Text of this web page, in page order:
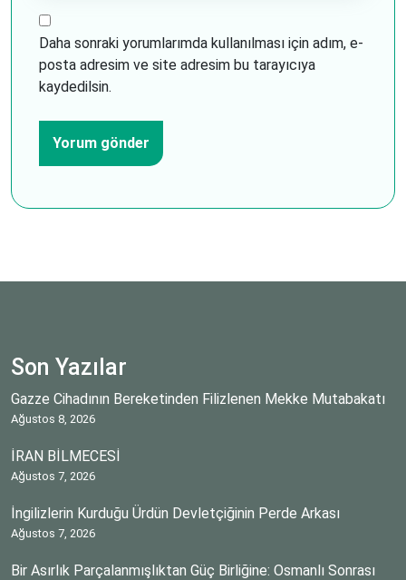
Daha sonraki yorumlarımda kullanılması için adım, e-
posta adresim ve site adresim bu tarayıcıya
kaydedilsin.
Son Yazılar
Gazze Cihadının Bereketinden Filizlenen Mekke Mutabakatı
Ağustos 8, 2026
İRAN BİLMECESİ
Ağustos 7, 2026
İngilizlerin Kurduğu Ürdün Devletçiğinin Perde Arkası
Ağustos 7, 2026
Bir Asırlık Parçalanmışlıktan Güç Birliğine: Osmanlı Sonrası